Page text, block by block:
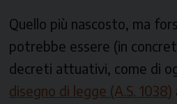
Quello più nascosto, ma
potrebbe essere (in
decreti attuativi, come di
disegno di legge (A.S. 1038)